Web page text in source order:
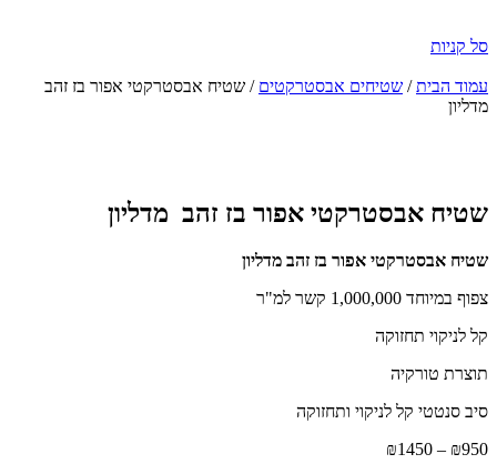
סל קניות
עמוד הבית/ שטיחים אבסטרקטים / שטיח אבסטרקטי אפור בז זהב
מדליון
הנחה
שטיח אבסטרקטי אפור בז זהב מדליון
שטיח אבסטרקטי אפור בז זהב מדליון
צפוף במיוחד 1,000,000 קשר למ"ר
קל לניקוי תחזוקה
תוצרת טורקיה
סיב סנטטי קל לניקוי ותחזוקה
₪950
–
₪1450